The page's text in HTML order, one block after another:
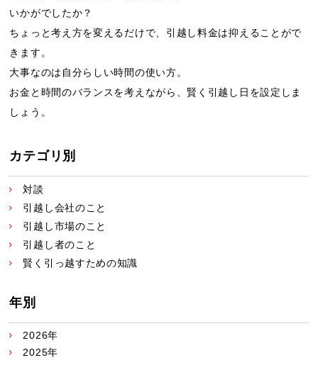
いかがでしたか？
ちょっと考え方を変えるだけで、引越し料金は抑えることがで
きます。
大事なのは自分らしい時間の使い方。
お金と時間のバランスを考えながら、賢く引越し日を設定しま
しょう。
カテゴリ別
対談
引越し会社のこと
引越し市場のこと
引越し者のこと
賢く引っ越すための知識
年別
2026年
2025年